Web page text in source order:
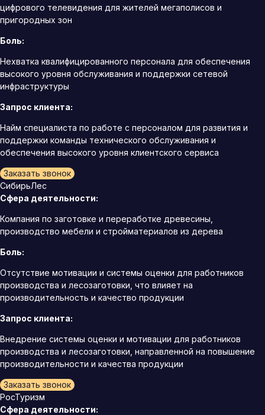
цифрового телевидения для жителей мегаполисов и
пригородных зон
Боль:
Нехватка квалифицированного персонала для обеспечения
высокого уровня обслуживания и поддержки сетевой
инфраструктуры
Запрос клиента:
Найм специалиста по работе с персоналом для развития и
поддержки команды технического обслуживания и
обеспечения высокого уровня клиентского сервиса
Заказать звонок
СибирьЛес
Сфера деятельности:
Компания по заготовке и переработке древесины,
производство мебели и стройматериалов из дерева
Боль:
Отсутствие мотивации и системы оценки для работников
производства и лесозаготовки, что влияет на
производительность и качество продукции
Запрос клиента:
Внедрение системы оценки и мотивации для работников
производства и лесозаготовки, направленной на повышение
производительности и качества продукции
Заказать звонок
РосТуризм
Сфера деятельности: